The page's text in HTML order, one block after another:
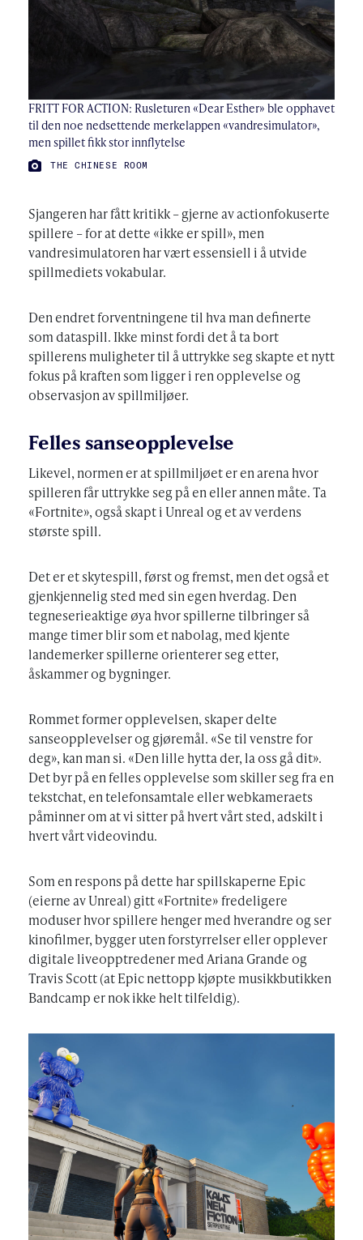
FRITT FOR ACTION: Rusleturen «Dear Esther» ble opphavet
til den noe nedsettende merkelappen «vandresimulator»,
men spillet fikk stor innflytelse
FOTO:
THE CHINESE ROOM
Sjangeren har fått kritikk – gjerne av actionfokuserte
spillere – for at dette «ikke er spill», men
vandresimulatoren har vært essensiell i å utvide
spillmediets vokabular.
Den endret forventningene til hva man definerte
som dataspill. Ikke minst fordi det å ta bort
spillerens muligheter til å uttrykke seg skapte et nytt
fokus på kraften som ligger i ren opplevelse og
observasjon av spillmiljøer.
Felles sanseopplevelse
Likevel, normen er at spillmiljøet er en arena hvor
spilleren får uttrykke seg på en eller annen måte. Ta
«Fortnite», også skapt i Unreal og et av verdens
største spill.
Det er et skytespill, først og fremst, men det også et
gjenkjennelig sted med sin egen hverdag. Den
tegneserieaktige øya hvor spillerne tilbringer så
mange timer blir som et nabolag, med kjente
landemerker spillerne orienterer seg etter,
åskammer og bygninger.
Rommet former opplevelsen, skaper delte
sanseopplevelser og gjøremål. «Se til venstre for
deg», kan man si. «Den lille hytta der, la oss gå dit».
Det byr på en felles opplevelse som skiller seg fra en
tekstchat, en telefonsamtale eller webkameraets
påminner om at vi sitter på hvert vårt sted, adskilt i
hvert vårt videovindu.
Som en respons på dette har spillskaperne Epic
(eierne av Unreal) gitt «Fortnite» fredeligere
moduser hvor spillere henger med hverandre og ser
kinofilmer, bygger uten forstyrrelser eller opplever
digitale liveopptredener med Ariana Grande og
Travis Scott (at Epic nettopp kjøpte musikkbutikken
Bandcamp er nok ikke helt tilfeldig).